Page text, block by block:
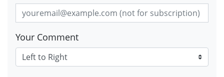
Your Comment